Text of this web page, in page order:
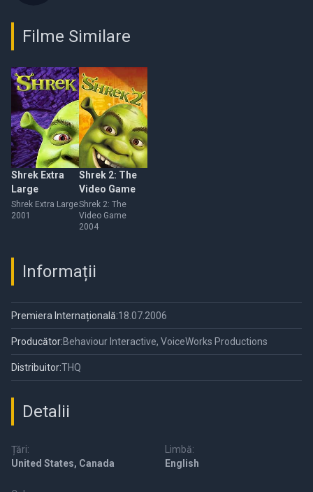
Filme Similare
Shrek Extra
Large
Shrek Extra Large
2001
Shrek 2: The
Video Game
Shrek 2: The
Video Game
2004
Informații
Premiera Internațională:18.07.2006
Producător:Behaviour Interactive, VoiceWorks Productions
Distribuitor:THQ
Detalii
Țări:
United States, Canada
Limbă:
English